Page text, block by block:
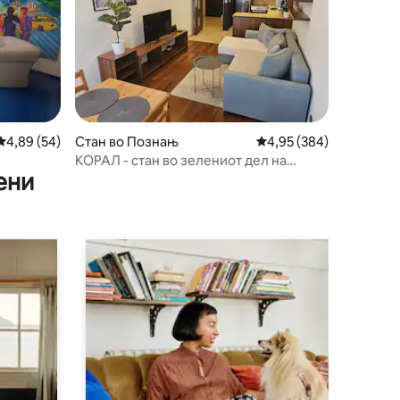
оцена: 4,89 од 5, 54 рецензии
4,89 (54)
Стан во Познањ Просечна оцена: 4,95
4,95 (384)
КОРАЛ - стан во зелениот дел на